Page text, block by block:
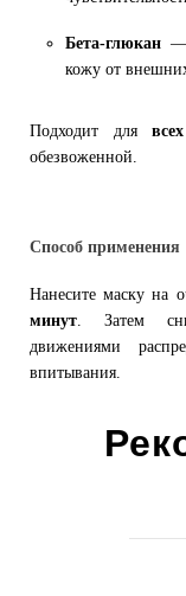
Бета-глюкан —
кожу от
Подходит для
обезвоженной.
Способ применения
Нанесите маску на
минут. Затем
движениями
впитывания.